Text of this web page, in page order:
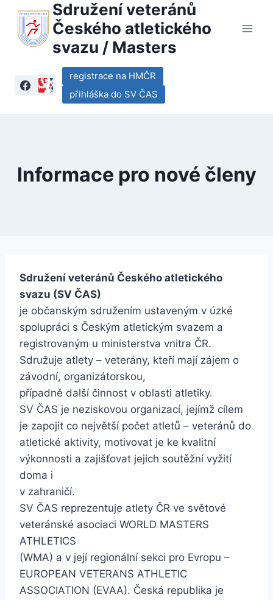
Přeskočit
obsah
Sdružení veteránů
Českého atletického
svazu / Masters
registrace na HMČR
přihláška do SV ČAS
Informace pro nové členy
Sdružení veteránů Českého atletického
svazu (SV ČAS)
je občanským sdružením ustaveným v úzké
spolupráci s Českým atletickým svazem a
registrovaným u ministerstva vnitra ČR.
Sdružuje atlety – veterány, kteří mají zájem o
závodní, organizátorskou,
případně další činnost v oblasti atletiky.
SV ČAS je neziskovou organizací, jejímž cílem
je zapojit co největší počet atletů – veteránů do
atletické aktivity, motivovat je ke kvalitní
výkonnosti a zajišťovat jejich soutěžní vyžití
doma i
v zahraničí.
SV ČAS reprezentuje atlety ČR ve světové
veteránské asociaci WORLD MASTERS
ATHLETICS
(WMA) a v její regionální sekci pro Evropu –
EUROPEAN VETERANS ATHLETIC
ASSOCIATION (EVAA). Česká republika je